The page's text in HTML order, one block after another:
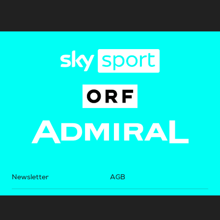
Newsletter AGB